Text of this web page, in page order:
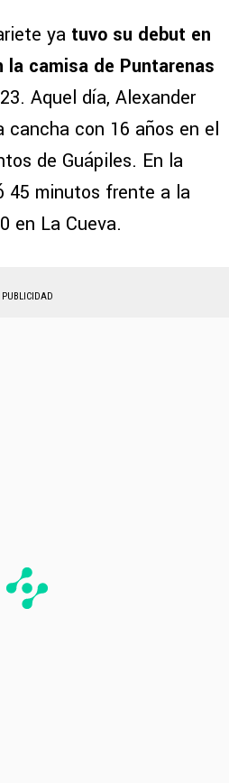
ya tuvo su debut en
la camisa de Puntarenas
Aquel día, Alexander
cancha con 16 años en el
de Guápiles. En la
45 minutos frente a la
en La Cueva.
PUBLICIDAD